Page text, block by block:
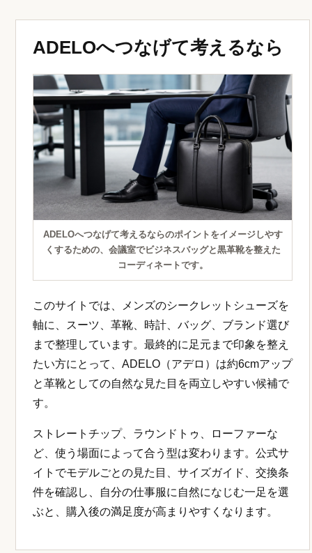
ADELOへつなげて考えるなら
ADELOへつなげて考えるならのポイントをイメージしやす
くするための、会議室でビジネスバッグと黒革靴を整えた
コーディネートです。
このサイトでは、メンズのシークレットシューズを
軸に、スーツ、革靴、時計、バッグ、ブランド選び
まで整理しています。最終的に足元まで印象を整え
たい方にとって、ADELO（アデロ）は約6cmアップ
と革靴としての自然な見た目を両立しやすい候補で
す。
ストレートチップ、ラウンドトゥ、ローファーな
ど、使う場面によって合う型は変わります。公式サ
イトでモデルごとの見た目、サイズガイド、交換条
件を確認し、自分の仕事服に自然になじむ一足を選
ぶと、購入後の満足度が高まりやすくなります。